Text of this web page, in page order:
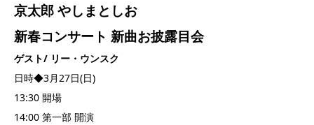
京太郎 やしまとしお
新春コンサート 新曲お披露目会
ゲスト/ リー・ウンスク
日時◆3月27日(日)
13:30 開場
14:00 第一部 開演